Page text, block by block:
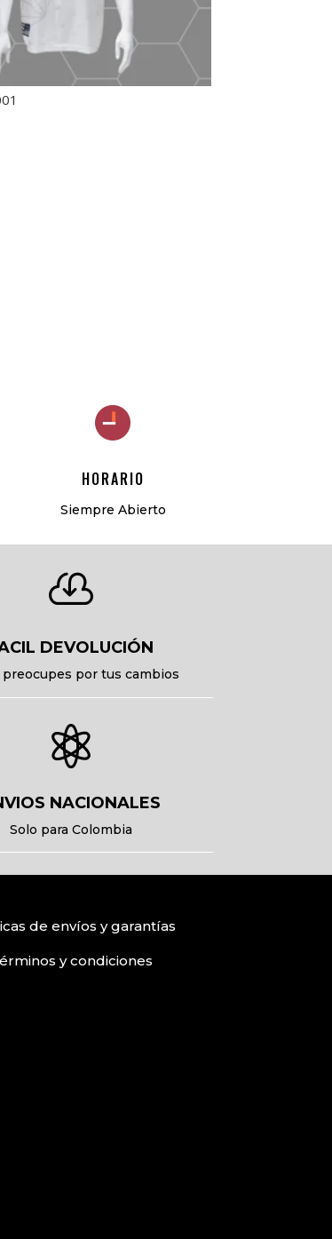
HORARIO
Siempre Abierto

DEVOLUCIÓN
preocupes por tus cambios

NACIONALES
Solo para Colombia
de envíos ygarantías
y condiciones